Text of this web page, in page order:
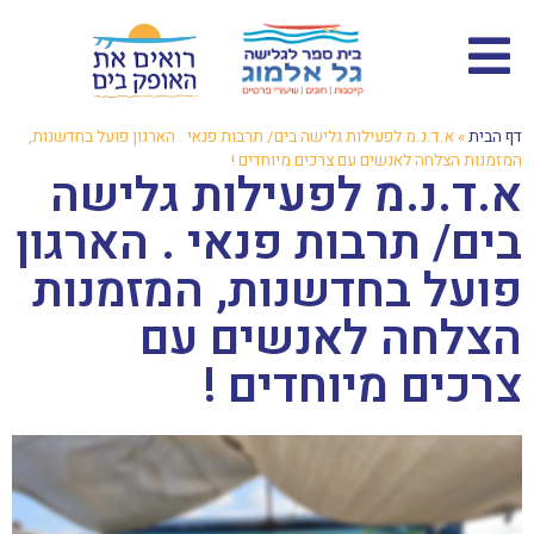
דף הבית»א.ד.נ.מ לפעילות גלישה בים/ תרבות פנאי . הארגון פועל בחדשנות,
המזמנות הצלחה לאנשים עם צרכים מיוחדים !
א.ד.נ.מ לפעילות גלישה
בים/ תרבות פנאי . הארגון
פועל בחדשנות, המזמנות
הצלחה לאנשים עם
צרכים מיוחדים !